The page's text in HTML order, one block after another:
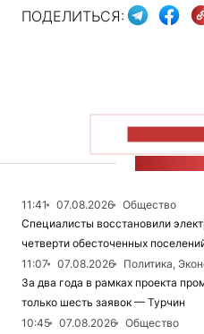
ПОДЕЛИТЬСЯ:
11:41 07.08.2026
Общество
Специалисты восстановили
четверти обесточенных
11:07
07.08.2026
Политика,
За два года в рамках проекта
только шесть заявок — Турчин
10:45
07.08.2026
Общество